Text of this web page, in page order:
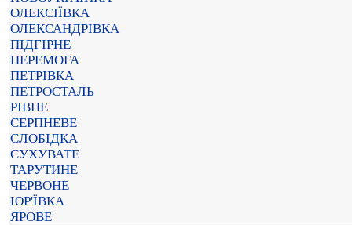
ОЛЕКСІЇВКА
ОЛЕКСАНДРІВКА
ПІДГІРНЕ
ПЕРЕМОГА
ПЕТРІВКА
ПЕТРОСТАЛЬ
РІВНЕ
СЕРПНЕВЕ
СЛОБІДКА
СУХУВАТЕ
ТАРУТИНЕ
ЧЕРВОНЕ
ЮР'ЇВКА
ЯРОВЕ